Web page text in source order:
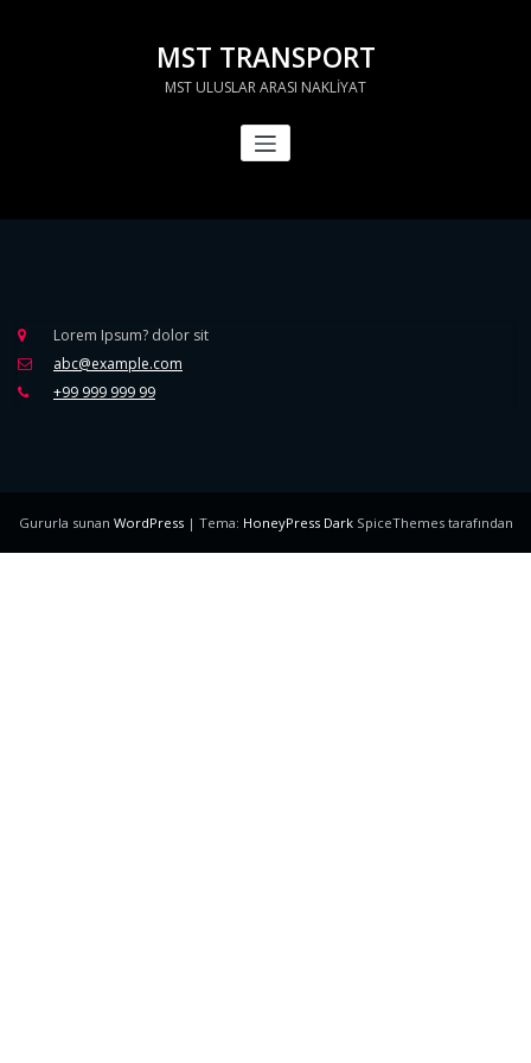
MST TRANSPORT
MST ULUSLAR ARASI NAKLİYAT
Lorem Ipsum? dolor sit
abc@example.com
+99 999 999 99
Gururla sunan WordPress | Tema: HoneyPress DarkSpiceThemes tarafından